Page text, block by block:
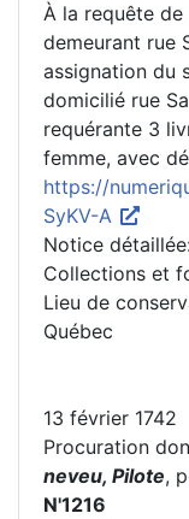
À la requête de
demeurant rue
assignation du
domicilié rue
requérante 3
femme, avec
https://
SyKV-A
Notice détaillée:
Collections et
Lieu de
Québec
13 février 1742
Procuration
neveu, Pilote,
N'1216